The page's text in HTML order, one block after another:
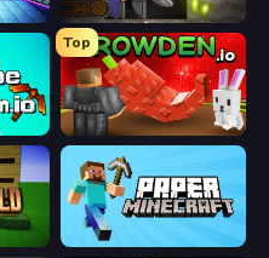
Noob Digger: Pro Drill Miner
Top
Grow A Garden | Growden.io
Paper Minecraft